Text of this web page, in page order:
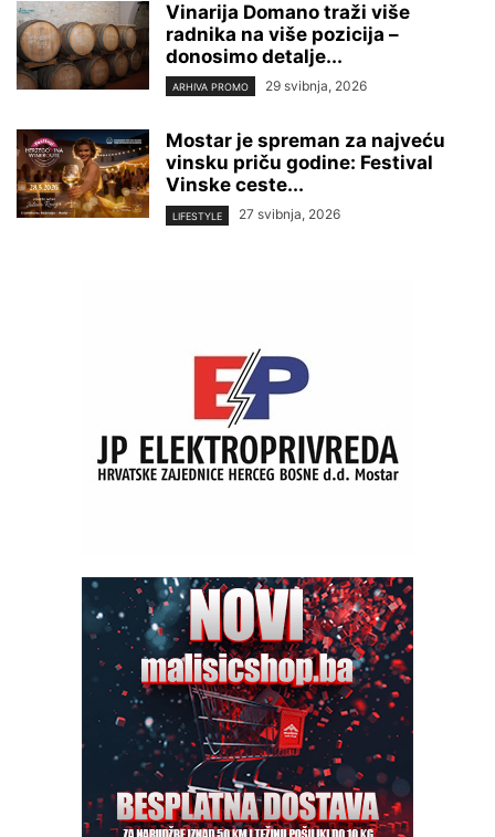
Vinarija Domano traži više
radnika na više pozicija –
donosimo detalje...
ARHIVA PROMO 29 svibnja, 2026
Mostar je spreman za najveću
vinsku priču godine: Festival
Vinske ceste...
LIFESTYLE 27 svibnja, 2026